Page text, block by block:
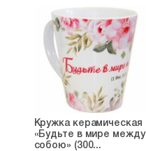
Кружка керамическая
«Будьте в мире между
собою» (300...